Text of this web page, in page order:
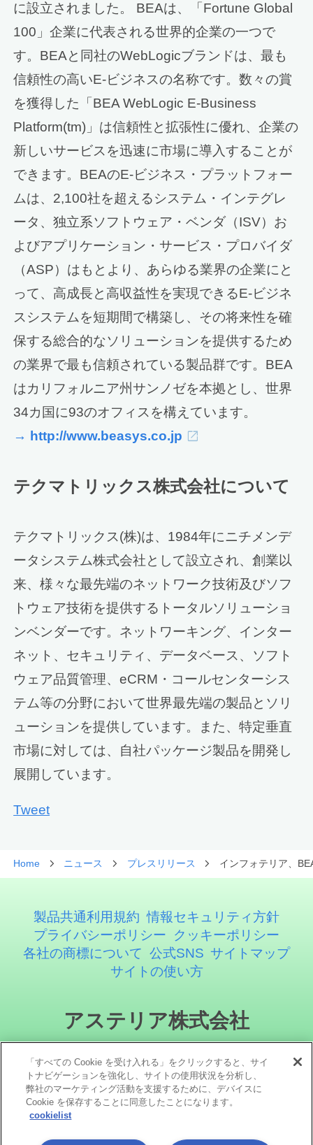
に設立されました。 BEAは、「Fortune Global
100」企業に代表される世界的企業の一つで
す。BEAと同社のWebLogicブランドは、最も
信頼性の高いE-ビジネスの名称です。数々の賞
を獲得した「BEA WebLogic E-Business
Platform(tm)」は信頼性と拡張性に優れ、企業の
新しいサービスを迅速に市場に導入することが
できます。BEAのE-ビジネス・プラットフォー
ムは、2,100社を超えるシステム・インテグレ
ータ、独立系ソフトウェア・ベンダ（ISV）お
よびアプリケーション・サービス・プロバイダ
（ASP）はもとより、あらゆる業界の企業にと
って、高成長と高収益性を実現できるE-ビジネ
スシステムを短期間で構築し、その将来性を確
保する総合的なソリューションを提供するため
の業界で最も信頼されている製品群です。BEA
はカリフォルニア州サンノゼを本拠とし、世界
34カ国に93のオフィスを構えています。
→ http://www.beasys.co.jp
テクマトリックス株式会社について
テクマトリックス(株)は、1984年にニチメンデ
ータシステム株式会社として設立され、創業以
来、様々な最先端のネットワーク技術及びソフ
トウェア技術を提供するトータルソリューショ
ンベンダーです。ネットワーキング、インター
ネット、セキュリティ、データベース、ソフト
ウェア品質管理、eCRM・コールセンターシス
テム等の分野において世界最先端の製品とソリ
ューションを提供しています。また、特定垂直
市場に対しては、自社パッケージ製品を開発し
展開しています。
Tweet
Home ニュース プレスリリース インフォテリア、
製品共通利用規約 情報セキュリティ方針
プライバシーポリシー
クッキーポリシー
各社の商標について 公式SNS サイトマップ
サイトの使い方
アステリア株式会社
「すべての Cookie を受け入れる」をクリックすると、サイ
トナビゲーションを強化し、サイトの使用状況を分析し、
弊社のマーケティング活動を支援するために、デバイスに
Cookie を保存することに同意したことになります。
cookielist